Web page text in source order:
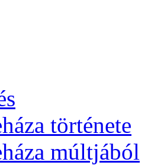
története
múltjából